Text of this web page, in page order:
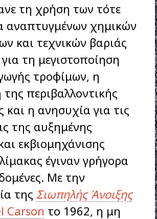
τη χρήση των τότε
αναπτυγμένων χημικών
και τεχνικών βαριάς
τη μεγιστοποίηση
τροφίμων, η
περιβαλλοντικής
και η ανησυχία για τις
της αυξημένης
εκβιομηχάνισης
έγιναν γρήγορα
Με την
της Σιωπηλής Άνοιξης
Carson το 1962, η μη